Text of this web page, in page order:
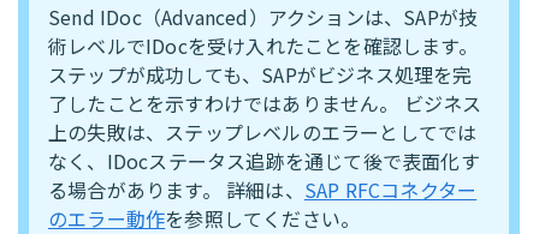
Send IDoc（Advanced）アクションは、SAPが技
術レベルでIDocを受け入れたことを確認します。
ステップが成功しても、SAPがビジネス処理を完
了したことを示すわけではありません。 ビジネス
上の失敗は、ステップレベルのエラーとしてでは
なく、IDocステータス追跡を通じて後で表面化す
る場合があります。 詳細は、 SAP RFCコネクター
のエラー動作を参照してください。